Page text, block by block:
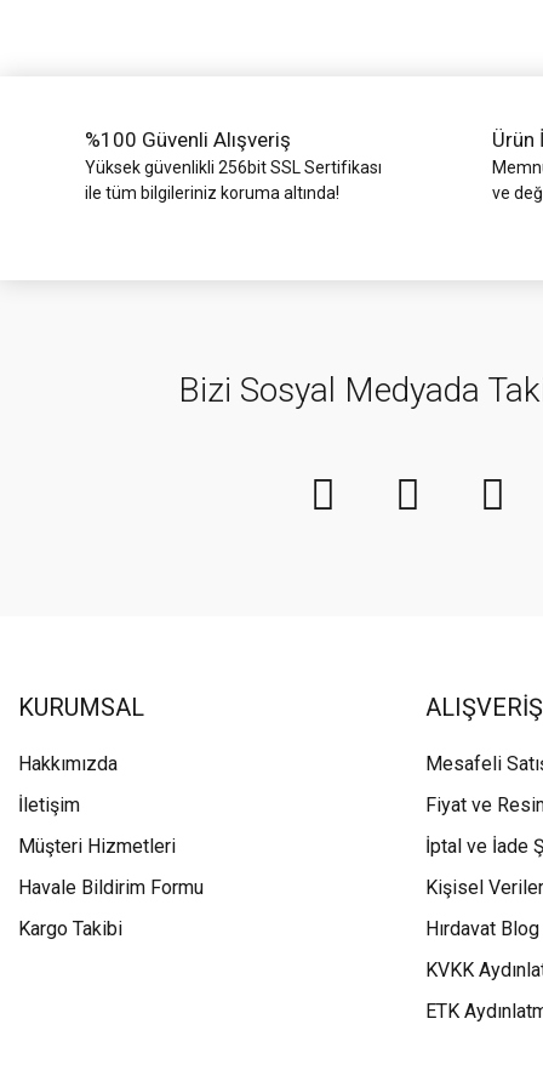
%100 Güvenli Alışveriş
Yüksek güvenlikli 256bit SSL Sertifikası
ile tüm bilgileriniz koruma altında!
Ürün
ve
Bizi Sosyal Medyada
KURUMSAL
Hakkımızda
İletişim
Müşteri Hizmetleri
Havale Bildirim Formu
Kargo Takibi
ALIŞVERİŞ
Mesafeli
Fiyat ve
İptal ve İade
Kişisel
Hırdavat Blog
KVKK
ETK